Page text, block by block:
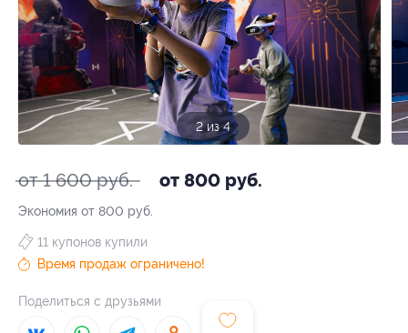
3 из 4
от 1 600 руб. от 800 руб.
Экономия от 800 руб.
11 купонов купили
Время продаж ограничено!
Поделиться с друзьями